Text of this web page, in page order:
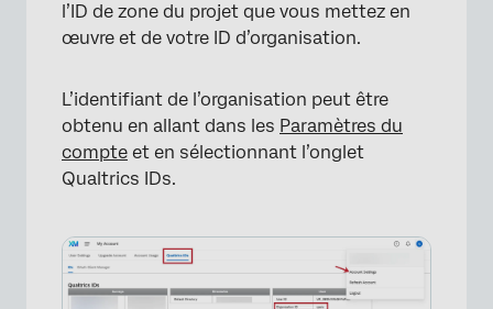
l’ID de zone du projet que vous mettez en
œuvre et de votre ID d’organisation.
L’identifiant de l’organisation peut être
obtenu en allant dans les Paramètres du
compte et en sélectionnant l’onglet
Qualtrics IDs.